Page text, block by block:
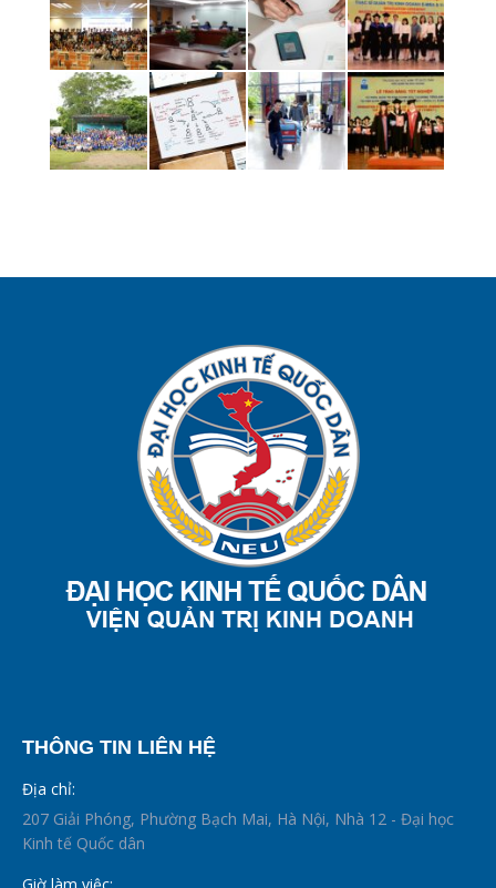
THÔNG TIN LIÊN HỆ
Địa chỉ:
207 Giải Phóng, Phường Bạch Mai, Hà Nội, Nhà 12 - Đại học
Kinh tế Quốc dân